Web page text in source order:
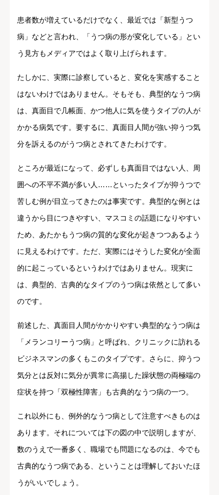
患者数が増えているだけでなく、最近では「新型うつ
病」などと言われ、「うつ病の形が変化している」とい
う見方もメディアではよく取り上げられます。
たしかに、実際に診察していると、変化を実感すること
はないわけではありません。そもそも、典型的なうつ病
は、真面目で几帳面、かつ他人に気を使うタイプの人が
かかる病気です。要するに、真面目人間が強い抑うつ気
分を訴えるのがうつ病とされてきたわけです。
ところが最近になって、必ずしも真面目ではない人、周
囲への不平不満が多い人……といったタイプが抑うつで
苦しむ例が目立ってきたのは事実です。典型的な例とは
違うから目につきやすい、マスコミの話題になりやすい
ため、あたかもうつ病の質的な変化が起きつつあるよう
に見えるわけです。ただ、実際にはそうした変化が全面
的に起こっているというわけではありません。現実に
は、典型的、古典的なタイプのうつ病は依然として多い
のです。
前述した、真面目人間がかかりやすい典型的なうつ病は
「メランコリーうつ病」と呼ばれ、クリニックに訪れる
ビジネスマンの多くもこのタイプです。さらに、抑うつ
気分とは反対に気分が異常に高揚した躁状態の両極端の
症状を持つ「双極性障害」も古典的なうつ病の一つ。
これ以外にも、例外的なうつ病として注意すべきものは
あります。それについては下の図の中で説明しますが、
数のうえで一番多く、職場でも問題になるのは、今でも
古典的なうつ病である、ということは理解しておいたほ
うがいいでしょう。